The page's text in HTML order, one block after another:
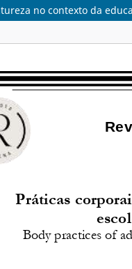
no contexto da